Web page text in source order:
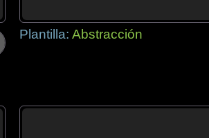
Plantilla: Abstracción